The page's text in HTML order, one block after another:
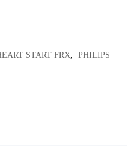
START FRX PHILIPS